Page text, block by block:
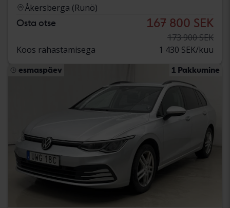
Åkersberga (Runö)
Osta otse 167 800 SEK
173 900 SEK
Koos rahastamisega
1 430 SEK/kuu
esmaspäev 1 Pakkumine